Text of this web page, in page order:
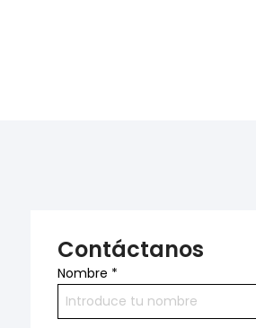
Contáctanos
Nombre *